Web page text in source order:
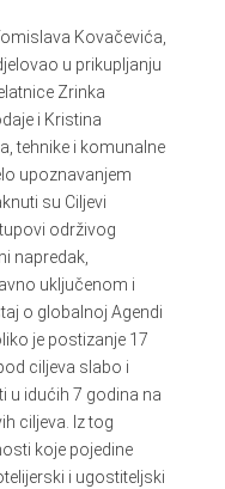
Kovačevića,
u prikupljanju
Zrinka
i Kristina
tehnike i komunalne
upoznavanjem
su Ciljevi
održivog
napredak,
uključenom i
o globalnoj Agendi
je postizanje 17
ciljeva slabo i
u idućih 7 godina na
ciljeva. Iz tog
koje pojedine
i ugostiteljski